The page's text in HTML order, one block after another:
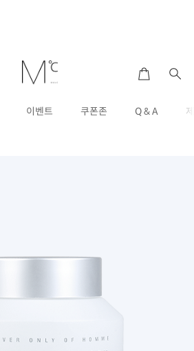
이벤트 쿠폰존 Q & A